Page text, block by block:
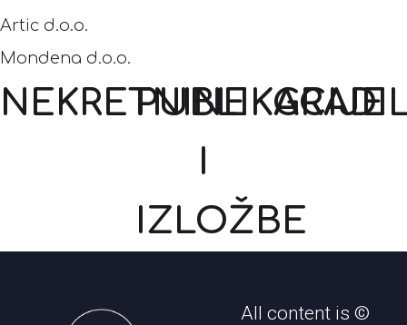
Artic d.o.o.
Mondena d.o.o.
NEKRETNINEPUBLIKACIJE
I
IZLOŽBE
All content is ©